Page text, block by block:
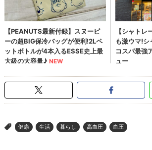
> 健康 生活 暮らし 高血圧 血圧